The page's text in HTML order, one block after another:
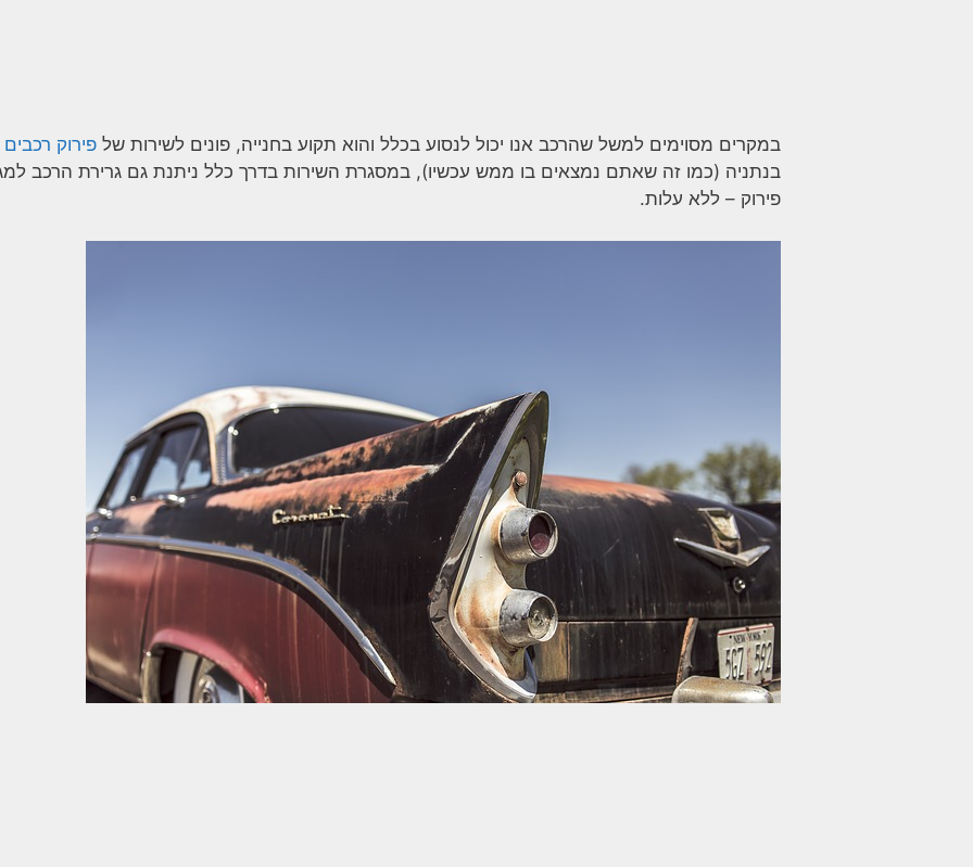
במקרים מסוימים למשל שהרכב אנו יכול לנסוע בכלל והוא תקוע בחנייה, פונים לשירות של פירוק רכבים
בנתניה (כמו זה שאתם נמצאים בו ממש עכשיו), במסגרת השירות בדרך כלל ניתנת גם גרירת הרכב
פירוק – ללא עלות.